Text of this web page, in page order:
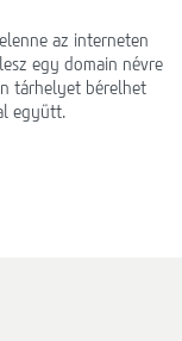
az interneten
egy domain névre
tárhelyet bérelhet
együtt.